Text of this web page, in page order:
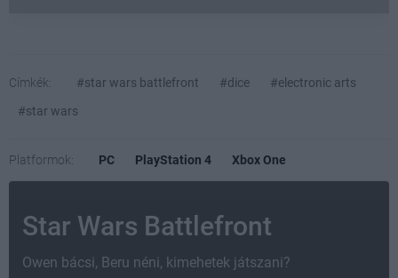
Címkék: #star wars battlefront #dice
#electronic arts
#star wars
Platformok: PC PlayStation 4 Xbox One
Star Wars Battlefront
Owen bácsi, Beru néni, kimehetek játszani?